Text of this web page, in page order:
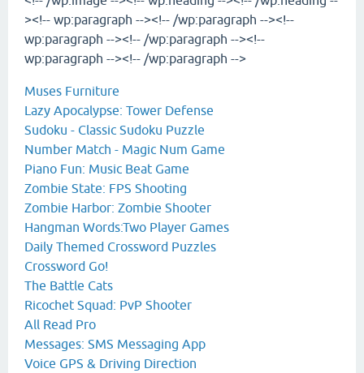
><!-- wp:paragraph --><!-- /wp:paragraph --><!--
wp:paragraph --><!-- /wp:paragraph --><!--
wp:paragraph --><!-- /wp:paragraph -->
Muses Furniture
Lazy Apocalypse: Tower Defense
Sudoku - Classic Sudoku Puzzle
Number Match - Magic Num Game
Piano Fun: Music Beat Game
Zombie State: FPS Shooting
Zombie Harbor: Zombie Shooter
Hangman Words:Two Player Games
Daily Themed Crossword Puzzles
Crossword Go!
The Battle Cats
Ricochet Squad: PvP Shooter
All Read Pro
Messages: SMS Messaging App
Voice GPS & Driving Direction